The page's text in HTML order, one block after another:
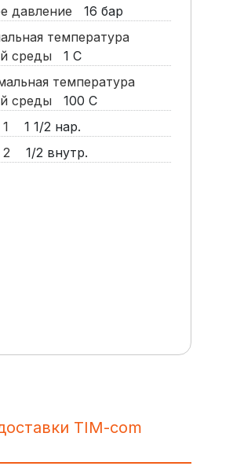
давление
16 бар
температура
среды
1 С
температура
среды
100 С
1
1 1/2 нар.
2
1/2 внутр.
TIM-com